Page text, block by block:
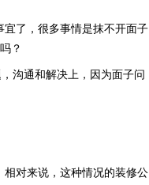
了，很多事情是抹不开面子
？
沟通和解决上，因为面子问
相对来说，这种情况的装修公